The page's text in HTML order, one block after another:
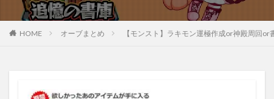
HOME オーブまとめ 【モンスト】ラキモン運極作成or神殿周回